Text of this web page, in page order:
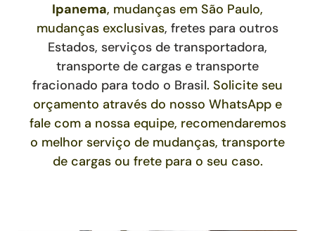
Ipanema, mudanças em São Paulo,
mudanças exclusivas, fretes para outros
Estados, serviços de transportadora,
transporte de cargas e transporte
fracionado para todo o Brasil. Solicite seu
orçamento através do nosso WhatsApp e
fale com a nossa equipe, recomendaremos
o melhor serviço de mudanças, transporte
de cargas ou frete para o seu caso.